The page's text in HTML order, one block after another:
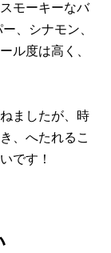
モーキーなバ
、シナモン、
ル度は高く、
ましたが、時
、へたれるこ
です！